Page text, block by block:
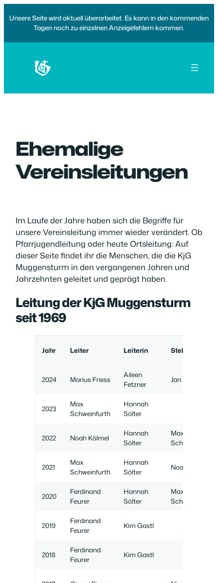
Inhalt
springen
Unsere Seite wird aktuell überarbeitet. Es kann in den kommenden
Tagen noch zu einzelnen Anzeigefehlern kommen.
Ehemalige
Vereinsleitungen
Im Laufe der Jahre haben sich die Begriffe für
unsere Vereinsleitung immer wieder verändert. Ob
Pfarrjugendleitung oder heute Ortsleitung: Auf
dieser Seite findet ihr die Menschen, die die KjG
Muggensturm in den vergangenen Jahren und
Jahrzehnten geleitet und geprägt haben.
Leitung der KjG Muggensturm
seit 1969
Jahr Leiter Leiterin Stellv. Leiter
2024 Marius Friess
Aileen
Fetzner
Jan Siebler
2023
Max
Schweinfurth
Hannah
Sölter
2022 Noah Kölmel
Hannah
Sölter
Max
Schweinfurth
2021
Max
Schweinfurth
Hannah
Sölter
Noah Kölmel
2020
Ferdinand
Feurer
Hannah
Sölter
Max
Schweinfurth
2019
Ferdinand
Feurer
Kim Gastl
2018
Ferdinand
Feurer
Kim Gastl